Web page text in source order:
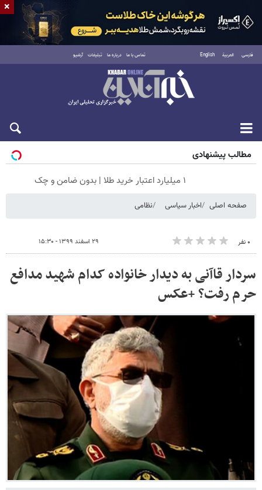
فارسی العربية English تماس با ما درباره ما تبلیغات آرشیو
جمعه ۱۶ مرداد ۱۴۰۵
مطالب پیشنهادی
۱ میلیارد اعتبار خرید طلا | بدون ضامن و چک
صفحه اصلی اخبار سیاسی نظامی
۰ نفر ۲۹ اسفند ۱۳۹۹ - ۱۵:۳۰
سردار قاآنی به دیدار خانواده کدام شهید مدافع
حرم رفت؟ +عکس
×